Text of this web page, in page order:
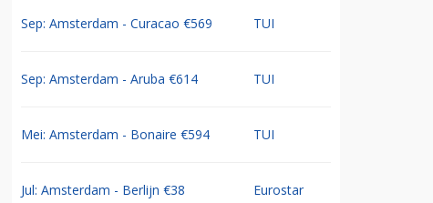
Sep: Amsterdam - Curacao €569 TUI
Sep: Amsterdam - Aruba €614 TUI
Mei: Amsterdam - Bonaire €594 TUI
Jul: Amsterdam - Berlijn €38 Eurostar